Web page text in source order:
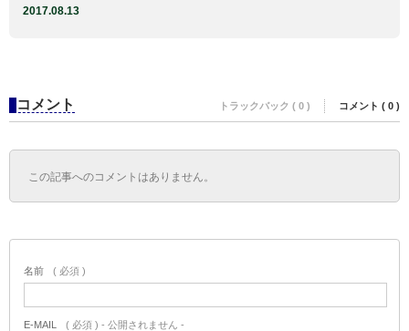
2017.08.13
コメント トラックバック ( 0 ) コメント ( 0 )
この記事へのコメントはありません。
名前 ( 必須 )
E-MAIL ( 必須 ) - 公開されません -